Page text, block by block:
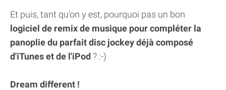
Et puis, tant qu'on y est, pourquoi pas un bon
logiciel de remix de musique pour compléter la
panoplie du parfait disc jockey déjà composé
d'iTunes et de l'iPod ? :-)
Dream different !